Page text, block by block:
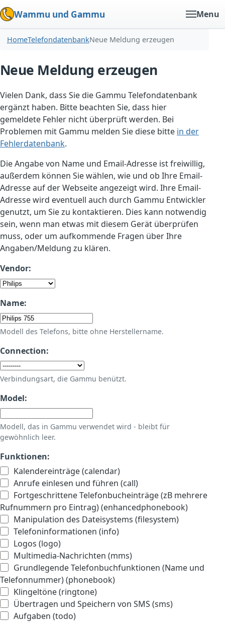
Wammu und Gammu Menu
HomeTelefondatenbankNeue Meldung erzeugen
Neue Meldung erzeugen
Vielen Dank, dass Sie die Gammu Telefondatenbank
ergänzt haben. Bitte beachten Sie, dass hier
gemeldete Fehler nicht überprüft werden. Bei
Problemen mit Gammu melden Sie diese bitte in der
Fehlerdatenbank.
Die Angabe von Name und Email-Adresse ist freiwillig,
außerdem können Sie wählen, wie und ob Ihre Email-
Adresse auf der Webseite angezeigt wird. Ihre Email-
Adresse wird eventuell auch durch Gammu Entwickler
genutzt, um Sie zu kontaktieren. Dies kann notwendig
sein, wenn man etwas mit diesem Gerät überprüfen
muss, oder um aufkommende Fragen über Ihre
Angaben/Meldung zu klären.
Vendor:
Name:
Modell des Telefons, bitte ohne Herstellername.
Connection:
Verbindungsart, die Gammu benützt.
Model:
Modell, das in Gammu verwendet wird - bleibt für
gewöhnlich leer.
Funktionen:
Kalendereinträge (calendar)
Anrufe einlesen und führen (call)
Fortgeschrittene Telefonbucheinträge (zB mehrere
Rufnummern pro Eintrag) (enhancedphonebook)
Manipulation des Dateisystems (filesystem)
Telefoninformationen (info)
Logos (logo)
Multimedia-Nachrichten (mms)
Grundlegende Telefonbuchfunktionen (Name und
Telefonnummer) (phonebook)
Klingeltöne (ringtone)
Übertragen und Speichern von SMS (sms)
Aufgaben (todo)